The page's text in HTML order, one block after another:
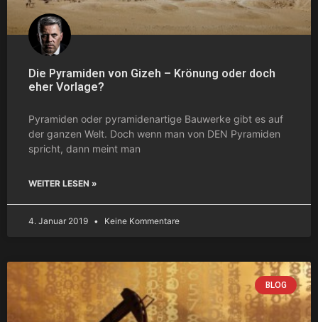
Die Pyramiden von Gizeh – Krönung oder doch
eher Vorlage?
Pyramiden oder pyramidenartige Bauwerke gibt es auf
der ganzen Welt. Doch wenn man von DEN Pyramiden
spricht, dann meint man
WEITER LESEN »
4. Januar 2019 Keine Kommentare
BLOG